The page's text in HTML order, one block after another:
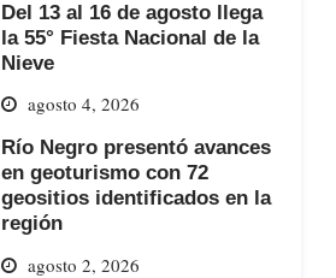
Del 13 al 16 de agosto llega
la 55° Fiesta Nacional de la
Nieve
agosto 4, 2026
Río Negro presentó avances
en geoturismo con 72
geositios identificados en la
región
agosto 2, 2026